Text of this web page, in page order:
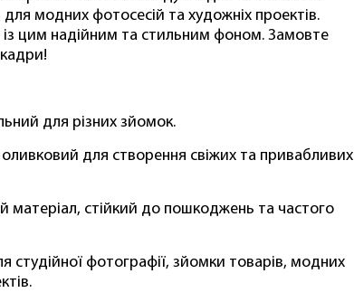
модних фотосесій та художніх проектів.
із цим надійним та стильним фоном. Замовте
для різних зйомок.
для створення свіжих та привабливих
матеріал, стійкий до пошкоджень та частого
студійної фотографії, зйомки товарів, модних